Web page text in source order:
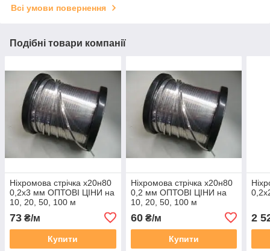
Всі умови повернення
Подібні товари компанії
Ніхромова стрічка х20н80
0,2х3 мм ОПТОВІ ЦІНИ на
10, 20, 50, 100 м
73 ₴/м
Купити
Ніхромова стрічка x20н80
0,2 мм ОПТОВІ ЦІНИ на
10, 20, 50, 100 м
60₴/м
Купити
2